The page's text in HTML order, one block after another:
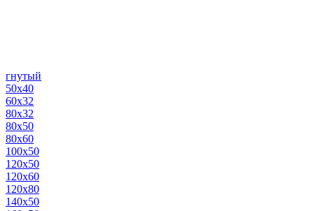
гнутый
50х40
60х32
80х32
80х50
80х60
100х50
120х50
120х60
120х80
140х50